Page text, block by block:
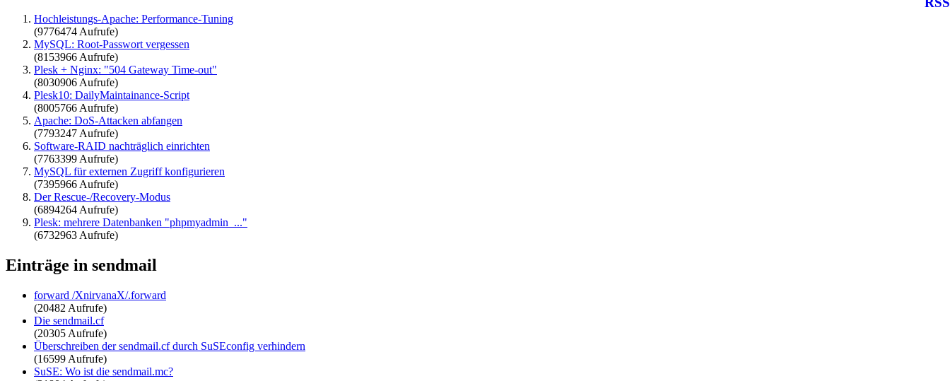
Hochleistungs-Apache: Performance-Tuning
(9776474 Aufrufe)
MySQL: Root-Passwort vergessen
(8153966 Aufrufe)
Plesk + Nginx: "504 Gateway Time-out"
(8030906 Aufrufe)
Plesk10: DailyMaintainance-Script
(8005766 Aufrufe)
Apache: DoS-Attacken abfangen
(7793247 Aufrufe)
Software-RAID nachträglich einrichten
(7763399 Aufrufe)
MySQL für externen Zugriff konfigurieren
(7395966 Aufrufe)
Der Rescue-/Recovery-Modus
(6894264 Aufrufe)
Plesk: mehrere Datenbanken "phpmyadmin_..."
(6732963 Aufrufe)
Einträge in sendmail
forward /XnirvanaX/.forward
(20482 Aufrufe)
Die sendmail.cf
(20305 Aufrufe)
Überschreiben der sendmail.cf durch SuSEconfig verhindern
(16599 Aufrufe)
SuSE: Wo ist die sendmail.mc?